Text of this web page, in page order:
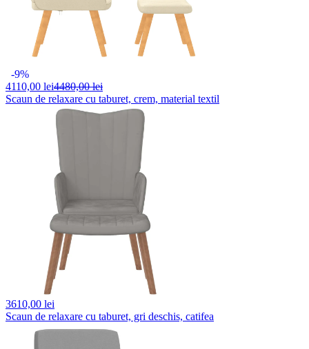
-9%
4110,00 lei4480,00 lei
Scaun de relaxare cu taburet, crem, material textil
3610,00 lei
Scaun de relaxare cu taburet, gri deschis, catifea